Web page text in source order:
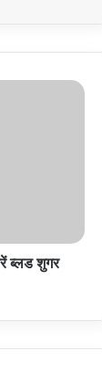
ब्लड शुगर